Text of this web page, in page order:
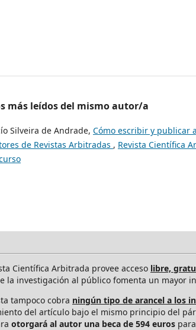
más leídos del mismo autor/a
Silveira de Andrade, Cómo escribir y publicar
de Revistas Arbitradas , Revista Científica
Científica Arbitrada provee acceso libre,
la investigación al público fomenta un mayor
tampoco cobra ningún tipo de arancel a los
del artículo bajo el mismo principio del
otorgará al autor una beca de 594 euros